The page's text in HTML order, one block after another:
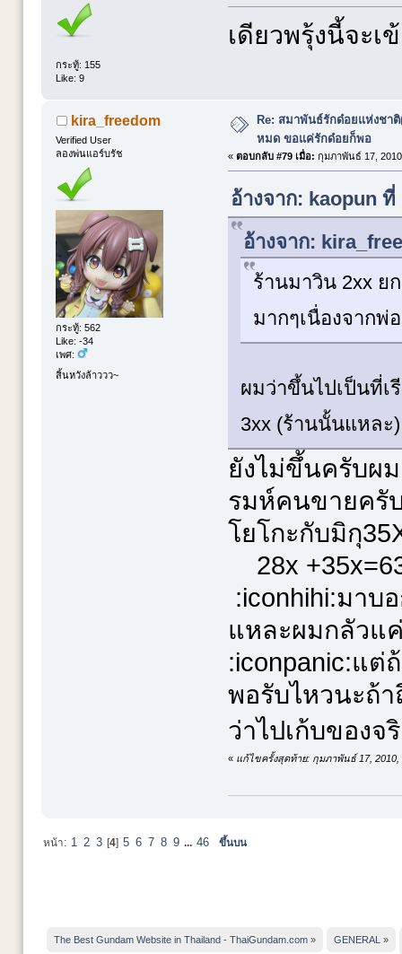
กระทู้: 155
Like: 9
เดียวพรุ้งนี้จะ
kira_freedom
Verified User
ลองพ่นแอร์บรัช
กระทู้: 562
Like: -34
เพศ:
สิ้นหวังล้าววว~
Re: สมาพันธ์รักด๋อยแห่งชา
หมด ขอแค่รักด๋อยก็พอ
« ตอบกลับ #79 เมื่อ: กุมภาพันธ์ 17,
อ้างจาก: kaopun
อ้างจาก:
ร้านมาวิน 2xx ย
มากๆเนื่องจากพ่
ผมว่าขึ้นไปเป็นที่เ
3xx (ร้านนั้นแหล
ยังไม่ขึ้นครับผ
รมห์คนขายครั
โยโกะกับมิกุ
28x
:iconhihi:มาบ
แหละผมกลัวแ
:iconpanic:แต่
พอรับไหวนะถ้า
ว่าไปเก้บของจ
« แก้ไขครั้งสุดท้าย: กุมภาพันธ์ 17, 2010,
หน้า: 1 2 3 [4] 5 6 7 8 9 ... 46 ขึ้นบน
The Best Gundam Website in Thailand - ThaiGundam.com » GENERAL »